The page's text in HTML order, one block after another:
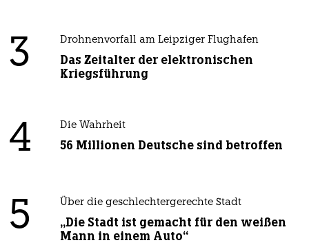
3 Drohnenvorfall am Leipziger Flughafen
Das Zeitalter der elektronischen
Kriegsführung
4 Die Wahrheit
56 Millionen Deutsche sind betroffen
5 Über die geschlechtergerechte Stadt
„Die Stadt ist gemacht für den weißen
Mann in einem Auto“